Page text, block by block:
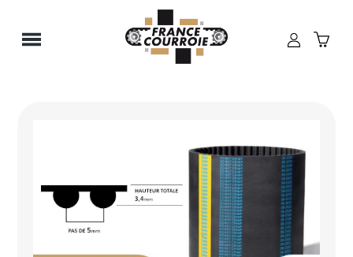
Panneau de gestion des cookies